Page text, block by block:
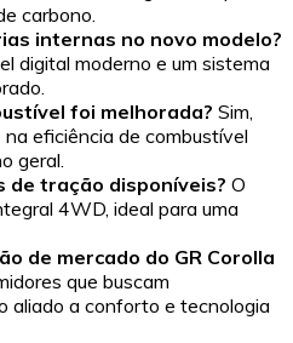
carbono.
internas no novo modelo?
digital moderno e um sistema
foi melhorada? Sim,
eficiência de combustível
geral.
de tração disponíveis? O
4WD, ideal para uma
de mercado do GR Corolla
que buscam
aliado a conforto e tecnologia